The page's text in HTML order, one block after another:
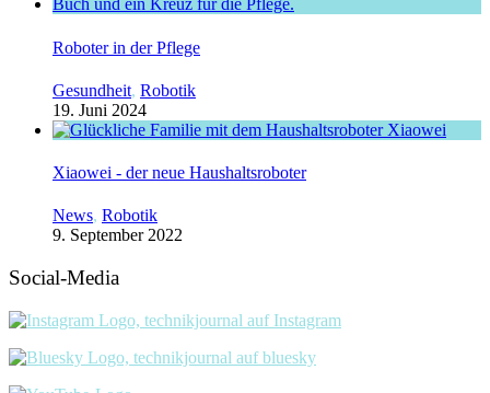
Roboter in der Pflege
Gesundheit, Robotik
19. Juni 2024
Xiaowei - der neue Haushaltsroboter
News, Robotik
9. September 2022
Social-Media